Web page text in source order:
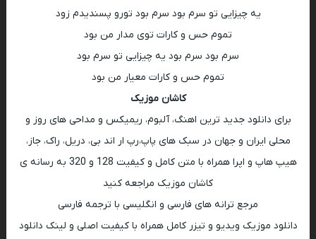
یه چیزایی تو سرم بود سرم بود تورو پسندیدم زود
تموم حس و کارات توی مدار من بود
سرم بود سرم بود یه چیزایی تو سرم بود
تموم حس و کارات معیار من بود
کاشان موزیک
برای دانلود جدید ترین اهنگ، آلبوم، ریمیکس و مداحی های روز و
محلی ایران و جهان در سبک های پاپ،رپ ار اند بی، دریل، راک، جاز،
هیپ هاپ و اپرا همراه با متن کامل و کیفیت 128 و 320 به رسانه ی
کاشان موزیک مراجعه کنید
مرجع ترانه های فارسی و انگلیسی با ترجمه فارسی
دانلود موزیک ویدیو و تیزر کامل همراه با کیفیت اصلی و لینک دانلود